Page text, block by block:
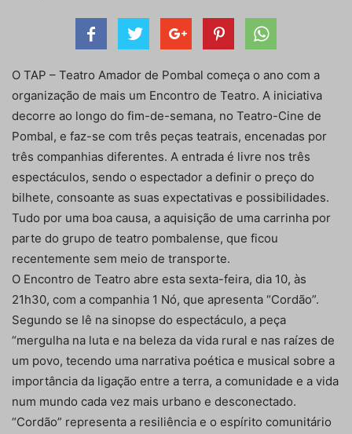
O TAP – Teatro Amador de Pombal começa o ano com a
organização de mais um Encontro de Teatro. A iniciativa
decorre ao longo do fim-de-semana, no Teatro-Cine de
Pombal, e faz-se com três peças teatrais, encenadas por
três companhias diferentes. A entrada é livre nos três
espectáculos, sendo o espectador a definir o preço do
bilhete, consoante as suas expectativas e possibilidades.
Tudo por uma boa causa, a aquisição de uma carrinha por
parte do grupo de teatro pombalense, que ficou
recentemente sem meio de transporte.
O Encontro de Teatro abre esta sexta-feira, dia 10, às
21h30, com a companhia 1 Nó, que apresenta “Cordão”.
Segundo se lê na sinopse do espectáculo, a peça
“mergulha na luta e na beleza da vida rural e nas raízes de
um povo, tecendo uma narrativa poética e musical sobre a
importância da ligação entre a terra, a comunidade e a vida
num mundo cada vez mais urbano e desconectado.
“Cordão” representa a resiliência e o espírito comunitário